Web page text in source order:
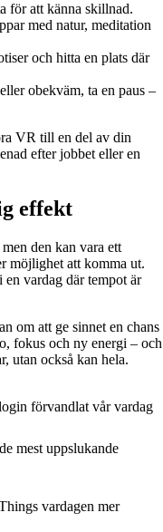
för att känna skillnad.
med natur, meditation
och hitta en plats där
obekväm, ta en paus –
VR till en del av din
efter jobbet eller en
effekt
den kan vara ett
möjlighet att komma ut.
en vardag där tempot är
om att ge sinnet en chans
fokus och ny energi – och
utan också kan hela.
förvandlat vår vardag
mest uppslukande
vardagen mer